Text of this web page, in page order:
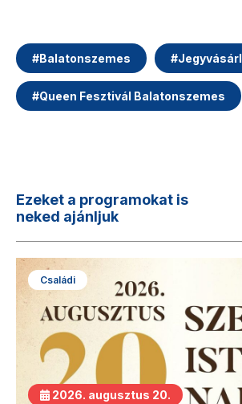
#Balatonszemes #
#Queen Fesztivál Balatonszemes
Ezeket a programokat is
neked ajánljuk
Családi
2026. augusztus 20.